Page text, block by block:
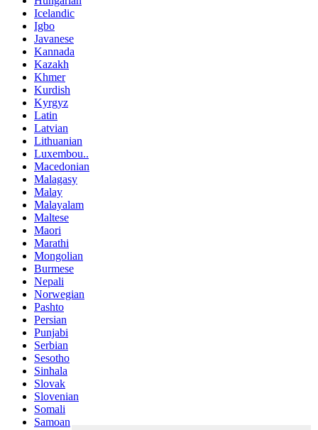
Icelandic
Igbo
Javanese
Kannada
Kazakh
Khmer
Kurdish
Kyrgyz
Latin
Latvian
Lithuanian
Luxembou..
Macedonian
Malagasy
Malay
Malayalam
Maltese
Maori
Marathi
Mongolian
Burmese
Nepali
Norwegian
Pashto
Persian
Punjabi
Serbian
Sesotho
Sinhala
Slovak
Slovenian
Somali
Samoan